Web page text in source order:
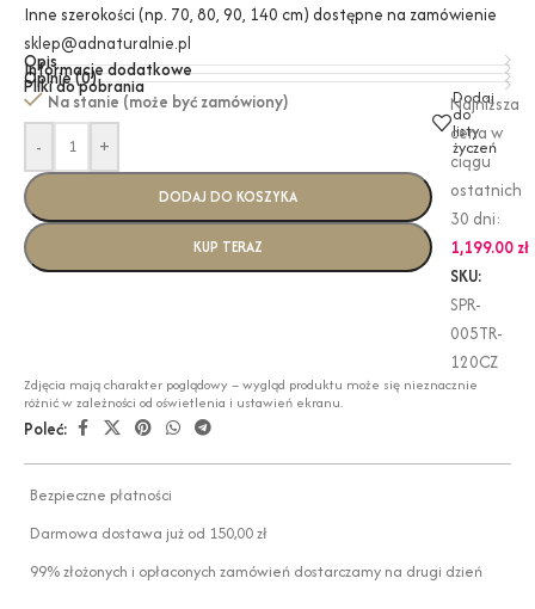
Inne szerokości (np. 70, 80, 90, 140 cm) dostępne na zamówienie
sklep@adnaturalnie.pl
Opis
Informacje dodatkowe
Opinie (0)
Pliki do pobrania
Na stanie (może być zamówiony)
-
+
DODAJ DO KOSZYKA
KUP TERAZ
Dodaj
do
listy
życzeń
Najniższa
cena w
ciągu
ostatnich
30 dni:
1,199.00 zł
SKU:
SPR-
005TR-
120CZ
Zdjęcia mają charakter poglądowy – wygląd produktu może się nieznacznie
różnić w zależności od oświetlenia i ustawień ekranu.
Poleć:
Bezpieczne płatności
Darmowa dostawa już od 150,00 zł
99% złożonych i opłaconych zamówień dostarczamy na drugi dzień